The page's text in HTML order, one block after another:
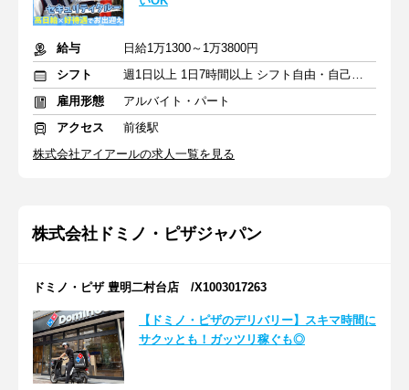
給与
日給1万1300～1万3800円
シフト
週1日以上 1日7時間以上 シフト自由・自己申告
雇用形態
アルバイト・パート
アクセス
前後駅
株式会社アイアールの求人一覧を見る
株式会社ドミノ・ピザジャパン
ドミノ・ピザ 豊明二村台店 /X1003017263
【ドミノ・ピザのデリバリー】スキマ時間に
サクッとも！ガッツリ稼ぐも◎